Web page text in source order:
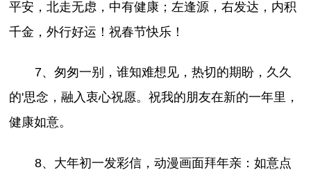
平安，北走无虑，中有健康；左逢源，右发达，内积
千金，外行好运！祝春节快乐！
7、匆匆一别，谁知难想见，热切的期盼，久久
的'思念，融入衷心祝愿。祝我的朋友在新的一年里，
健康如意。
8、大年初一发彩信，动漫画面拜年亲：如意点